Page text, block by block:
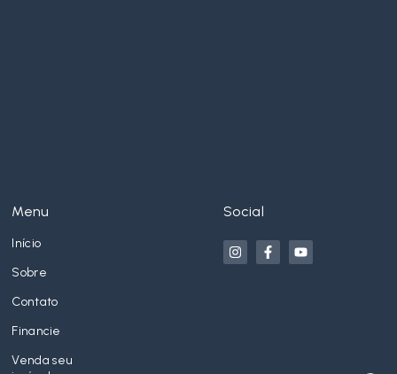
Menu
Início
Sobre
Contato
Financie
Venda seu
Social